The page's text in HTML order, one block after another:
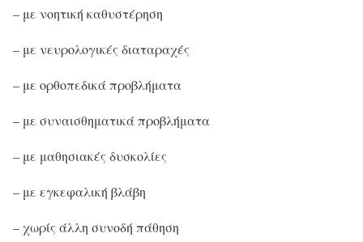
– με νοητική καθυστέρηση
– με νευρολογικές διαταραχές
– με ορθοπεδικά προβλήματα
– με συναισθηματικά προβλήματα
– με μαθησιακές δυσκολίες
– με εγκεφαλική βλάβη
– χωρίς άλλη συνοδή πάθηση